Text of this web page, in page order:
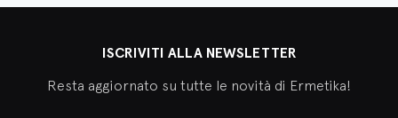
ISCRIVITI ALLA NEWSLETTER
Resta aggiornato su tutte le novità di Ermetika!